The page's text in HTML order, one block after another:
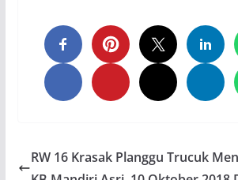
RW 16 Krasak Planggu Trucuk